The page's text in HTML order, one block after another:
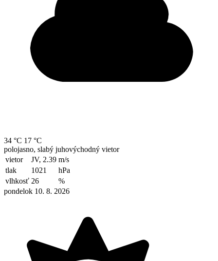
34 °C 17 °C
polojasno, slabý juhovýchodný vietor
vietor
JV, 2.39 m/s
tlak
1021
hPa
vlhkosť 26
%
pondelok 10. 8. 2026